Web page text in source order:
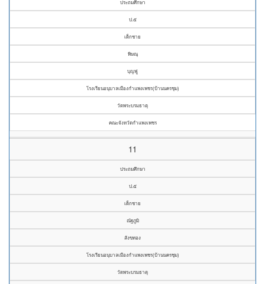
ประถมศึกษา
ป.๕
เด็กชาย
พิษณุ
บุญฟู
โรงเรียนอนุบาลเมืองกำแพงเพชร(บ้านนครชุม)
วัดพระบรมธาตุ
คณะจังหวัดกำแพงเพชร
11
ประถมศึกษา
ป.๕
เด็กชาย
ณัฐภูมิ
สังขทอง
โรงเรียนอนุบาลเมืองกำแพงเพชร(บ้านนครชุม)
วัดพระบรมธาตุ